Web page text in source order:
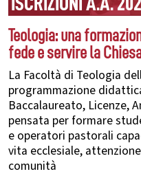
Teologia: una
fede e servire la
La Facoltà di Teologia
programmazione
Baccalaureato, Licenze,
pensata per formare
e operatori pastorali
vita ecclesiale,
comunità